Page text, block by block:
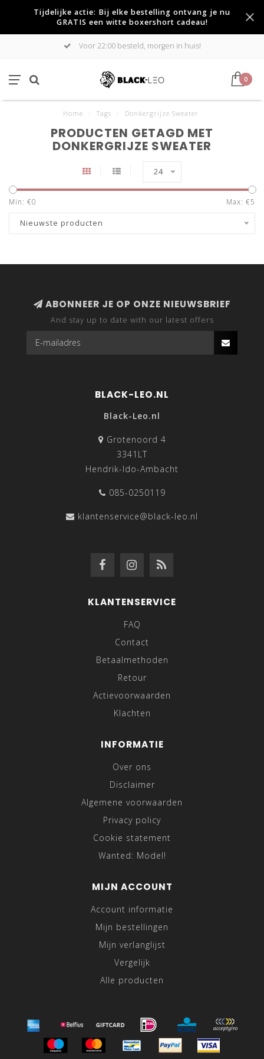
Tijdelijke actie: Bij elke bestelling ontvang je nu
GRATIS een witte boxershort cadeau!
Voor 22:00 besteld, morgen in huis!
0
Home Tags Donkergrijze Sweater
PRODUCTEN GETAGD MET
DONKERGRIJZE SWEATER
24
Min: €0 Max: €5
Nieuwste producten
ABONNEER JE OP ONZE NIEUWSBRIEF
And stay up to date with our latest offers
BLACK-LEO.NL
Black-Leo.nl
Grotenoord 4
3341LT
Hendrik-Ido-Ambacht
085-0250119
klantenservice@black-leo.nl
KLANTENSERVICE
FAQ
Contact
Betaalmethoden
Retour
Actievoorwaarden
Klachten
INFORMATIE
Over ons
Disclaimer
Algemene voorwaarden
Privacy policy
Cookie statement
Wanted: Model!
MIJN ACCOUNT
Account informatie
Mijn bestellingen
Mijn verlanglijst
Vergelijk
Alle producten